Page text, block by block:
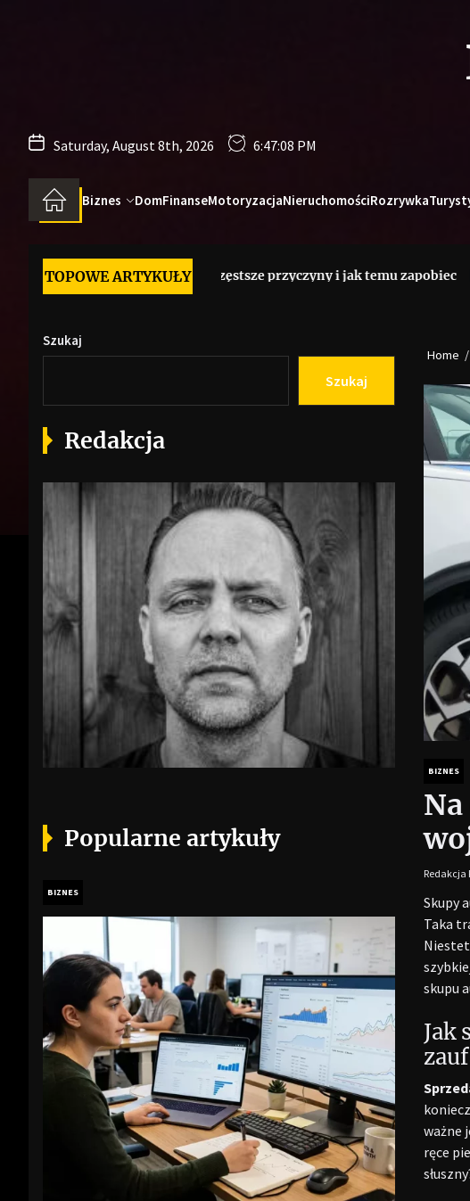
Saturday, August 8th, 2026 6:47:09 PM
Biznes DomFinanseMotoryzacjaNieruchomościRozrywka
TOPOWE ARTYKUŁY
indeksu Google – najczęstsze przyczyny i jak temu zapobiec
Home
BIZNES
Redakcja
Skupy
Taka
skupu
Jak
ważne
ręce
Szukaj
Szukaj
Redakcja
Popularne artykuły
BIZNES